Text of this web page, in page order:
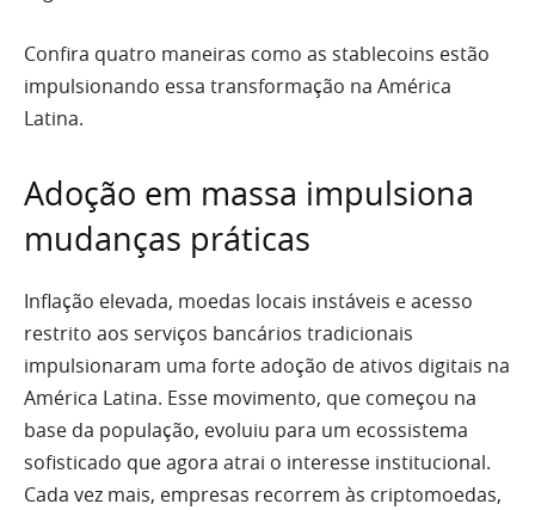
Confira quatro maneiras como as stablecoins estão
impulsionando essa transformação na América
Latina.
Adoção em massa impulsiona
mudanças práticas
Inflação elevada, moedas locais instáveis e acesso
restrito aos serviços bancários tradicionais
impulsionaram uma forte adoção de ativos digitais na
América Latina. Esse movimento, que começou na
base da população, evoluiu para um ecossistema
sofisticado que agora atrai o interesse institucional.
Cada vez mais, empresas recorrem às criptomoedas,